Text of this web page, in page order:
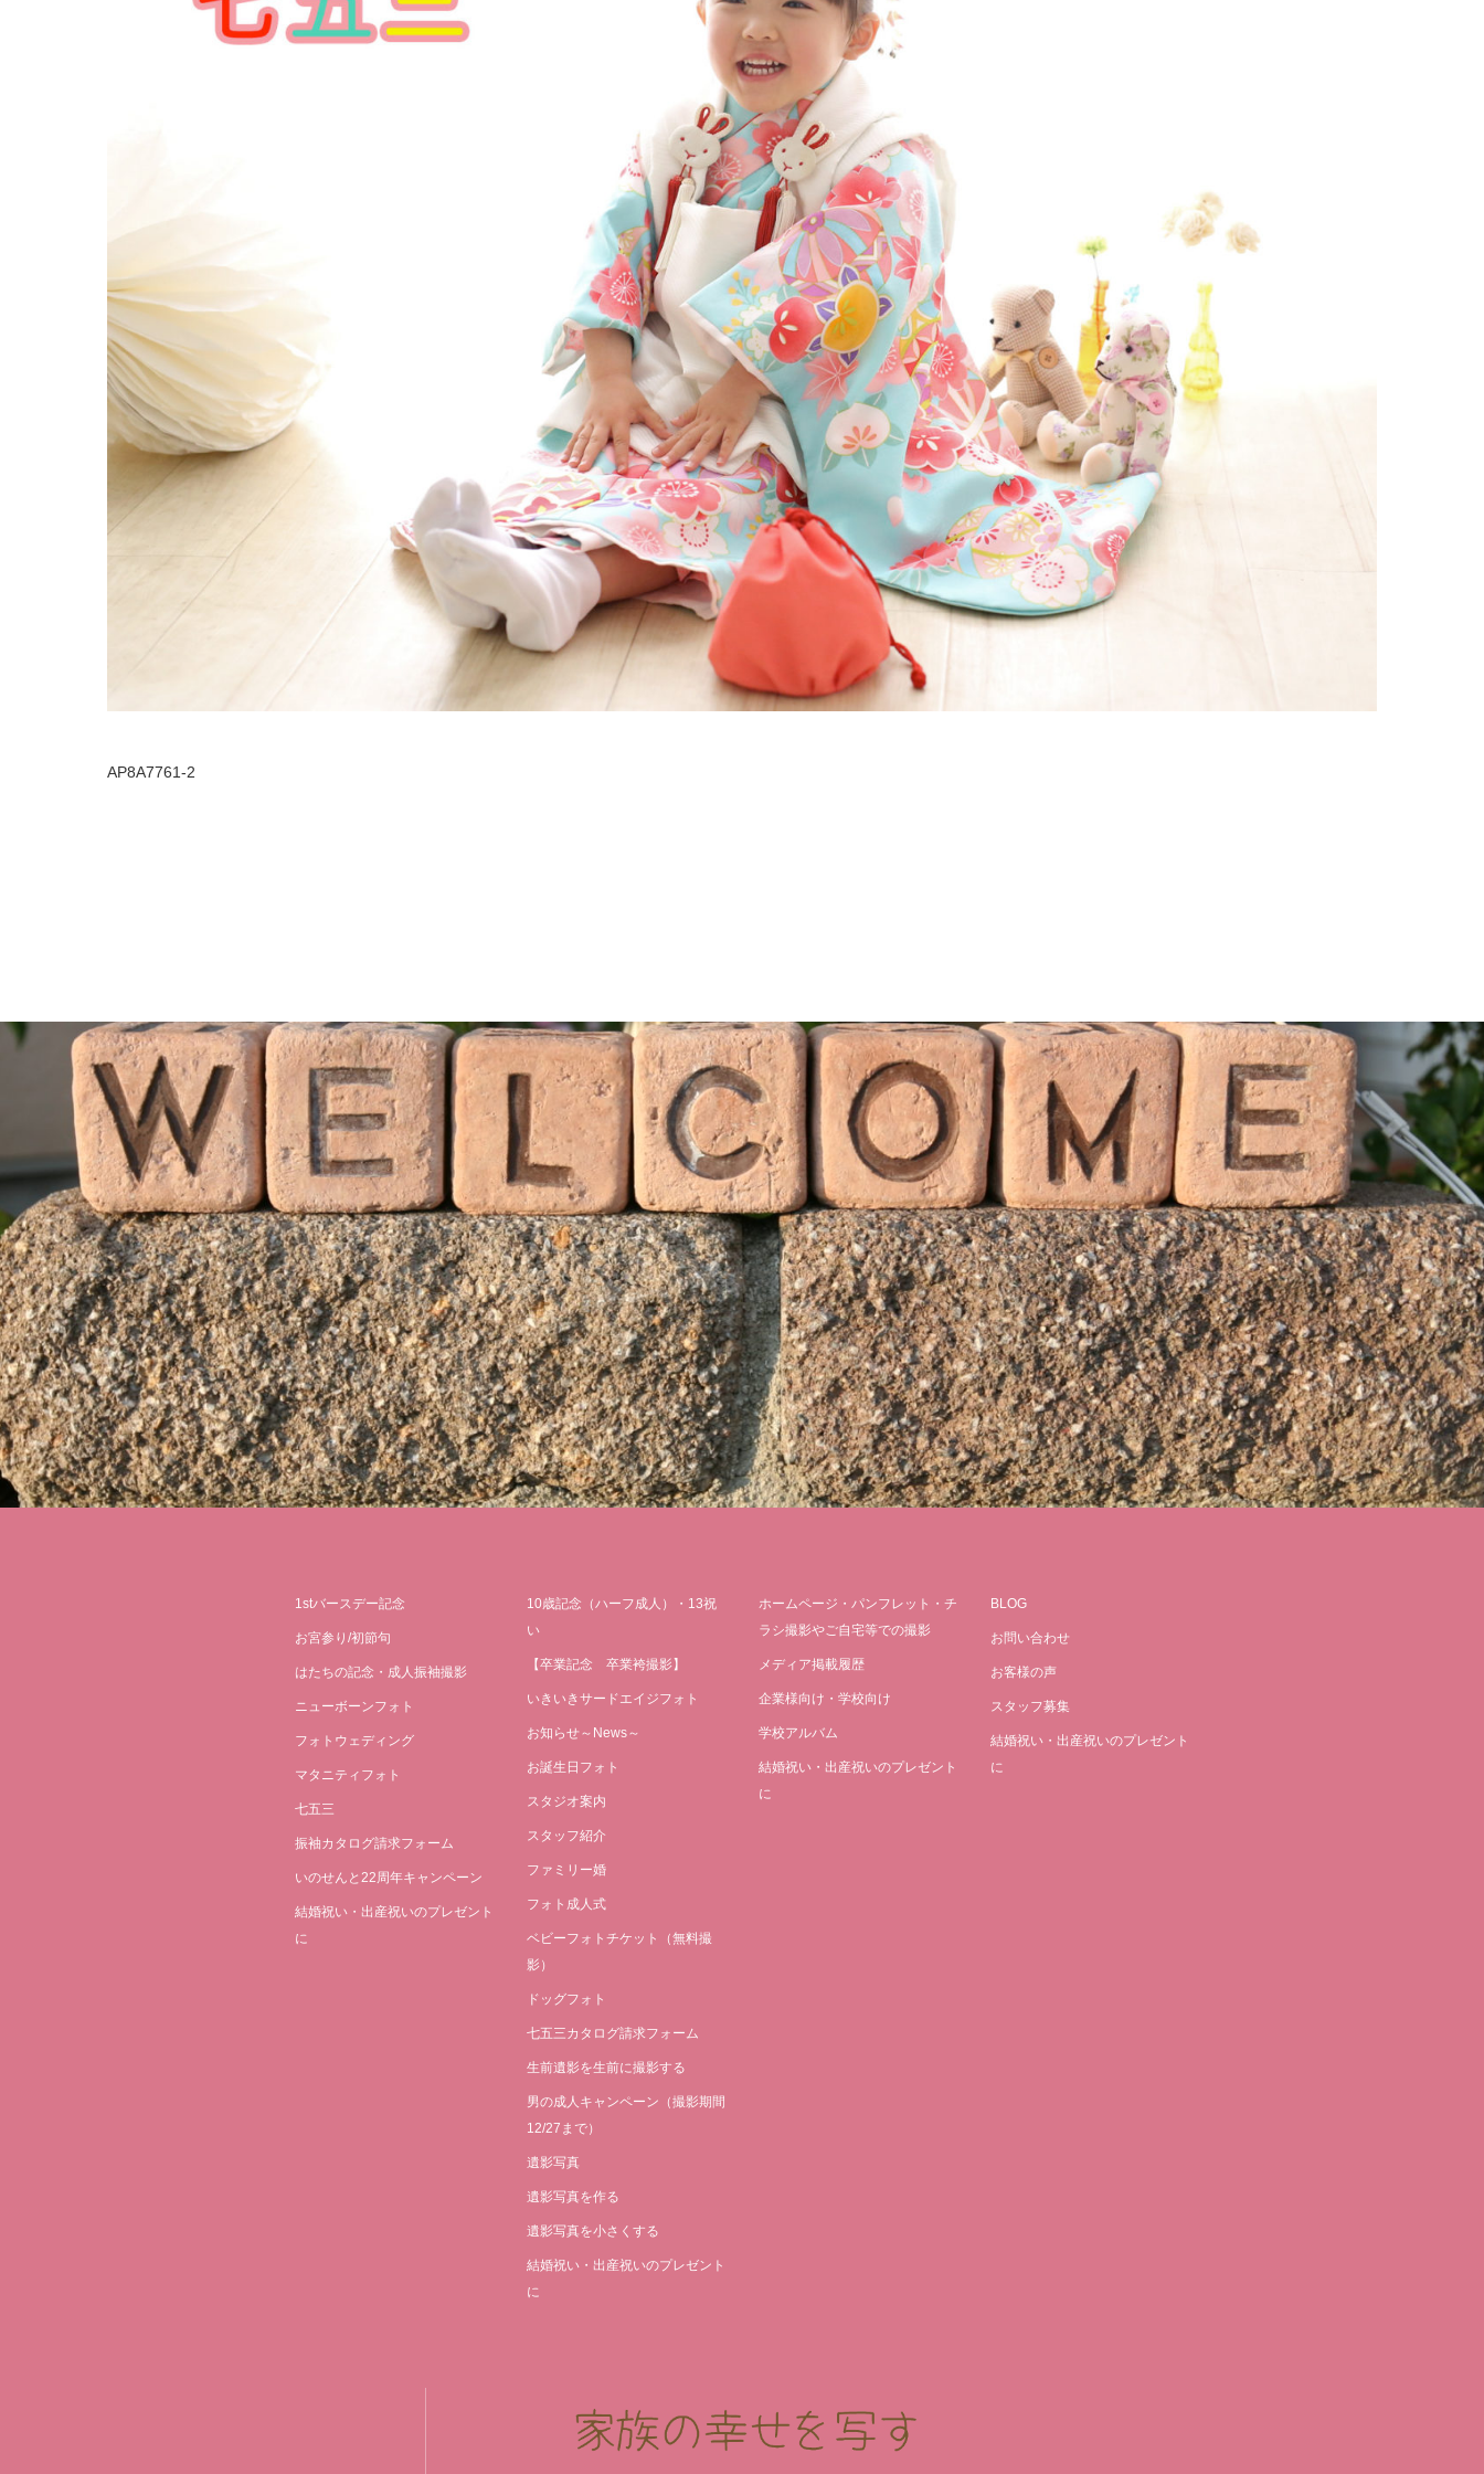
AP8A7761-2
1stバースデー記念
お宮参り/初節句
はたちの記念・成人振袖撮影
ニューボーンフォト
フォトウェディング
マタニティフォト
七五三
振袖カタログ請求フォーム
いのせんと22周年キャンペーン
結婚祝い・出産祝いのプレゼント
に
10歳記念（ハーフ成人）・13祝
い
【卒業記念 卒業袴撮影】
いきいきサードエイジフォト
お知らせ～News～
お誕生日フォト
スタジオ案内
スタッフ紹介
ファミリー婚
フォト成人式
ベビーフォトチケット（無料撮
影）
ドッグフォト
七五三カタログ請求フォーム
生前遺影を生前に撮影する
男の成人キャンペーン（撮影期間
12/27まで）
遺影写真
遺影写真を作る
遺影写真を小さくする
結婚祝い・出産祝いのプレゼント
に
ホームページ・パンフレット・チ
ラシ撮影やご自宅等での撮影
メディア掲載履歴
企業様向け・学校向け
学校アルバム
結婚祝い・出産祝いのプレゼント
に
BLOG
お問い合わせ
お客様の声
スタッフ募集
結婚祝い・出産祝いのプレゼント
に